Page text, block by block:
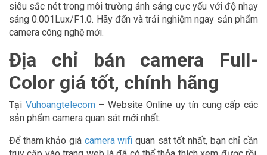
siêu sắc nét trong môi trường ánh sáng cực yếu với độ nhạy
sáng 0.001Lux/F1.0. Hãy đến và trải nghiệm ngay sản phẩm
camera công nghệ mới.
Địa chỉ bán camera Full-
Color giá tốt, chính hãng
Tại Vuhoangtelecom– Website Online uy tín cung cấp các
sản phẩm camera quan sát mới nhất.
Để tham khảo giá camera wifi quan sát tốt nhất, bạn chỉ cần